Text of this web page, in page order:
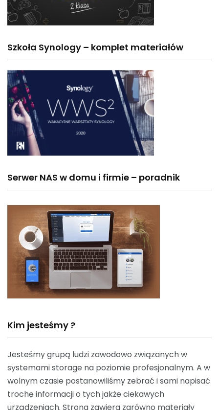
Szkoła Synology – komplet materiałów
Serwer NAS w domu i firmie – poradnik
Kim jesteśmy ?
Jesteśmy grupą ludzi zawodowo związanych w
systemami storage na poziomie profesjonalnym. A w
wolnym czasie postanowiliśmy zebrać i sami napisać
trochę informacji o tych jakże ciekawych
urządzeniach. Strona zawiera zarówno materiały